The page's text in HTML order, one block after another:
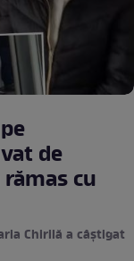
de
cu
Chirilă a câștigat